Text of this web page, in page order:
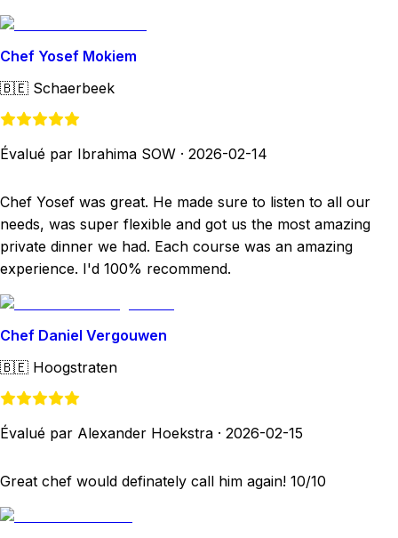
Chef Yosef Mokiem
🇧🇪 Schaerbeek
Évalué par Ibrahima SOW · 2026-02-14
Chef Yosef was great. He made sure to listen to all our
needs, was super flexible and got us the most amazing
private dinner we had. Each course was an amazing
experience. I'd 100% recommend.
Chef Daniel Vergouwen
🇧🇪 Hoogstraten
Évalué par Alexander Hoekstra · 2026-02-15
Great chef would definately call him again! 10/10